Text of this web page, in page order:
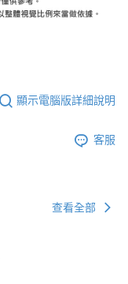
顯示電腦版詳細說明
客服
查看全部